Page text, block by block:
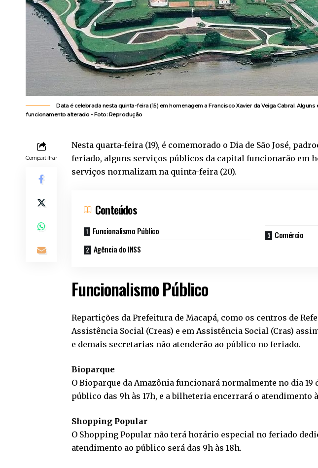
Data é celebrada nesta quinta-feira (15) em homenagem a Francisco Xavier da Veiga Cabral.
funcionamento alterado - Foto: Reprodução
Compartilhar
Nesta quarta-feira (19), é comemorado o Dia de São José,
feriado, alguns serviços públicos da capital funcionarão em
serviços normalizam na quinta-feira (20).
Conteúdos
Funcionalismo Público
Agência do INSS
Comércio
Funcionalismo Público
Repartições da Prefeitura de Macapá, como os centros de
Assistência Social (Creas) e em Assistência Social (Cras)
e demais secretarias não atenderão ao público no feriado.
Bioparque
O Bioparque da Amazônia funcionará normalmente no dia 19
público das 9h às 17h, e a bilheteria encerrará o atendimento
Shopping Popular
O Shopping Popular não terá horário especial no feriado
atendimento ao público será das 9h às 18h.